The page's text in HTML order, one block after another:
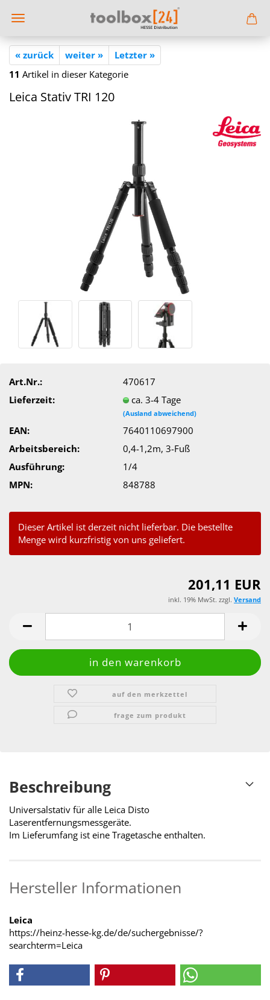
« zurück weiter »
Letzter »
11 Artikel in dieser Kategorie
Leica Sta­tiv TRI 120
Art.Nr.:
470617
Lieferzeit:
ca. 3-4 Tage
(Ausland abweichend)
EAN:
7640110697900
Arbeitsbereich:
0,4-1,2m, 3-Fuß
Ausführung:
1/4
MPN:
848788
Dieser Artikel ist derzeit nicht lieferbar. Die bestellte
Menge wird kurzfristig von uns geliefert.
201,11 EUR
inkl. 19% MwSt. zzgl. Versand
auf den merkzettel
frage zum produkt
Beschreibung
Universalstativ für alle Leica Disto
Laserentfernungsmessgeräte.
Im Lieferumfang ist eine Tragetasche enthalten.
Hersteller Informationen
Leica
https://heinz-hesse-kg.de/de/suchergebnisse/?
searchterm=Leica